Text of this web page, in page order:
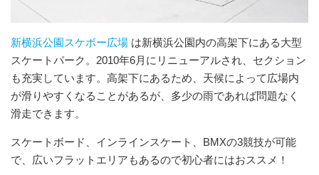
新横浜公園スケボー広場 は新横浜公園内の高架下にある大型
スケートパーク。2010年6月にリニューアルされ、セクション
も充実しています。高架下にあるため、天候によって広場内
が滑りやすくなることがあるが、多少の雨であれば問題なく
滑走できます。
スケートボード、インラインスケート、BMXの3競技が可能
で、広いフラットエリアもあるので初心者にはおススメ！